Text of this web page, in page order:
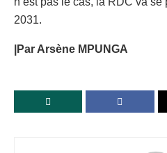
2031.
|Par Arsène MPUNGA